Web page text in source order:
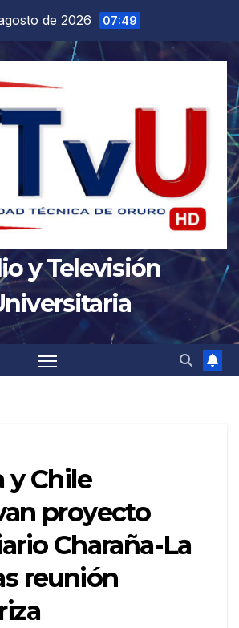
de 2026 07:49
y Televisión
y Chile
proyecto
Charaña-La
reunión